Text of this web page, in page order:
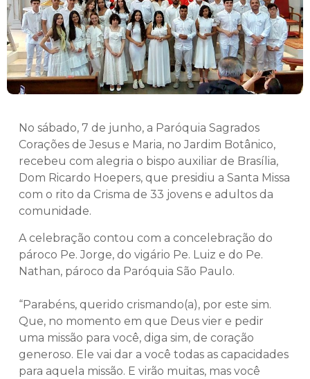
No sábado, 7 de junho, a Paróquia Sagrados
Corações de Jesus e Maria, no Jardim Botânico,
recebeu com alegria o bispo auxiliar de Brasília,
Dom Ricardo Hoepers, que presidiu a Santa Missa
com o rito da Crisma de 33 jovens e adultos da
comunidade.
A celebração contou com a concelebração do
pároco Pe. Jorge, do vigário Pe. Luiz e do Pe.
Nathan, pároco da Paróquia São Paulo.
“Parabéns, querido crismando(a), por este sim.
Que, no momento em que Deus vier e pedir
uma missão para você, diga sim, de coração
generoso. Ele vai dar a você todas as capacidades
para aquela missão. E virão muitas, mas você